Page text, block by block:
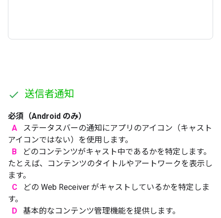
送信者通知
必須（Android のみ）
A
ステータスバーの通知にアプリのアイコン（キャスト
アイコンではない）を使用します。
B
どのコンテンツがキャスト中であるかを特定します。
たとえば、コンテンツのタイトルやアートワークを表示し
ます。
C
どの Web Receiver がキャストしているかを特定しま
す。
D
基本的なコンテンツ管理機能を提供します。